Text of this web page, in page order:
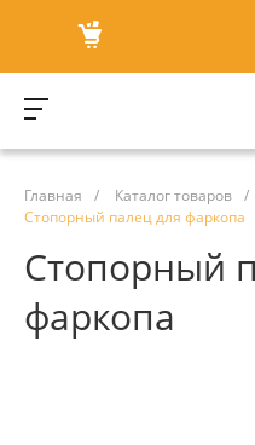
Главная / Каталог товаров /
Стопорный палец для фаркопа
Стопорный
фаркопа